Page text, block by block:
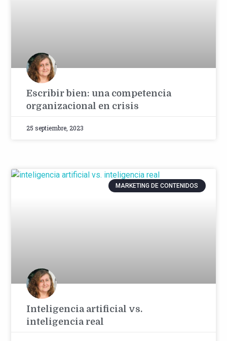
Escribir bien: una competencia
organizacional en crisis
25 septiembre, 2023
MARKETING DE CONTENIDOS
Inteligencia artificial vs.
inteligencia real